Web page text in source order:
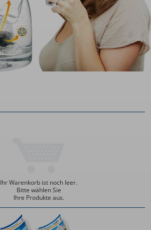
Ihr Warenkorb ist noch leer.
Bitte wählen Sie
Ihre Produkte aus.